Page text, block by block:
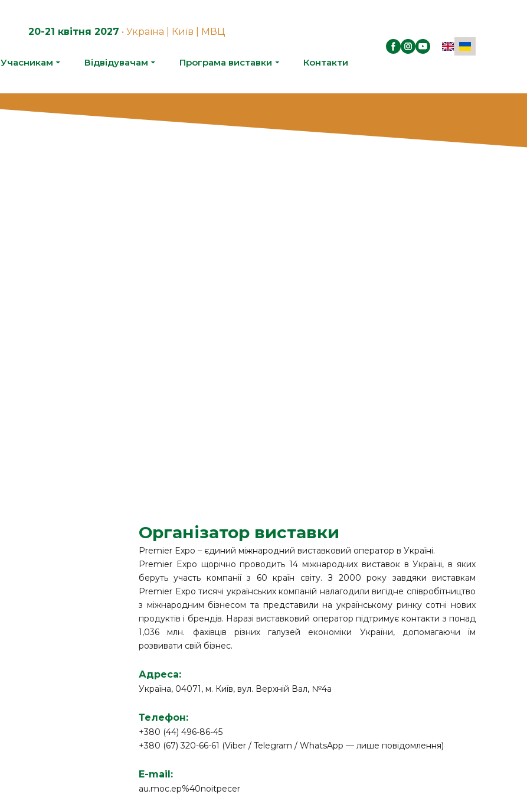
20-21 квітня 2027 • Україна | Київ | МВЦ
Учасникам Відвідувачам Програма виставки Контакти
Організатор виставки
Premier Expo – єдиний міжнародний виставковий оператор в Україні.
Premier Expo щорічно проводить 14 міжнародних виставок в Україні, в яких
беруть участь компанії з 60 країн світу. З 2000 року завдяки виставкам
Premier Expo тисячі українських компаній налагодили вигідне співробітництво
з міжнародним бізнесом та представили на українському ринку сотні нових
продуктів і брендів. Наразі виставковий оператор підтримує контакти з понад
1,036 млн. фахівців різних галузей економіки України, допомагаючи їм
розвивати свій бізнес.
Адреса:
Україна, 04071, м. Київ, вул. Верхній Вал, №4а
Телефон:
+380 (44) 496-86-45
+380 (67) 320-66-61 (Viber / Telegram / WhatsApp — лише повідомлення)
E-mail:
au.moc.ep%40noitpecer